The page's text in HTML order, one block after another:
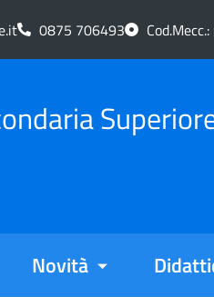
0875 706493
Novità